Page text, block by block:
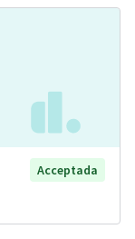
Acceptada